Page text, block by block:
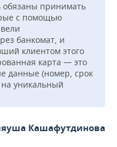
обязаны принимать
с помощью
банкомат, и
клиентом этого
карта — это
данные (номер, срок
на уникальный
Кашафутдинова